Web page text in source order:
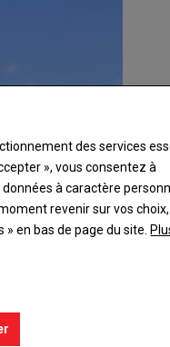
des services
», vous consentez à
à caractère
revenir sur vos
en bas de page du site.